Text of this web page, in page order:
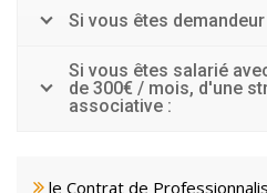
Si vous êtes
Si vous êtes salarié
de 300€ / mois, d'une
associative :
le Contrat de